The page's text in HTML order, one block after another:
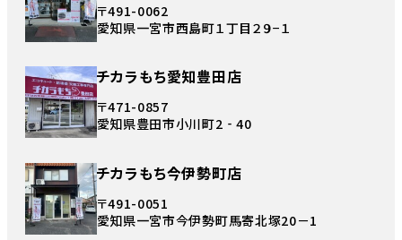
〒491-0062
愛知県一宮市西島町１丁目２９−１
チカラもち愛知豊田店
〒471-0857
愛知県豊田市小川町2‐40
チカラもち今伊勢町店
〒491-0051
愛知県一宮市今伊勢町馬寄北塚20－1